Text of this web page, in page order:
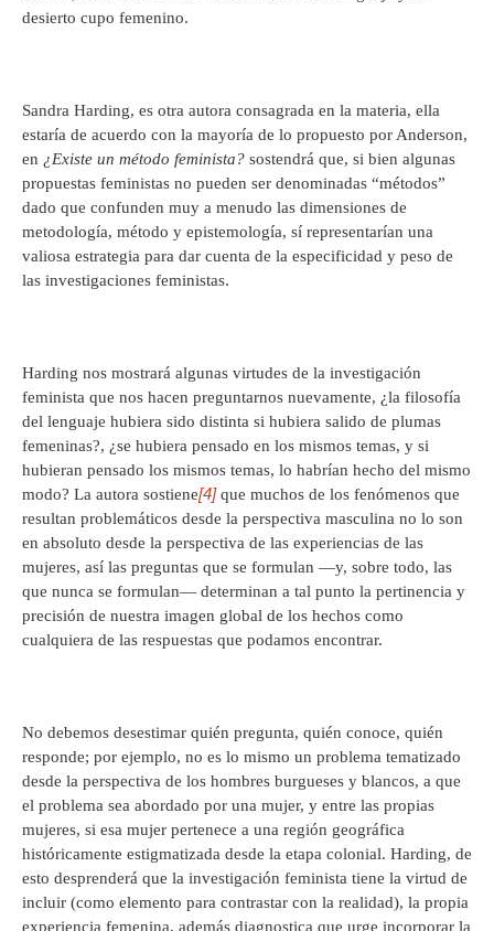
desierto cupo femenino.
Sandra Harding, es otra autora consagrada en la materia, ella
estaría de acuerdo con la mayoría de lo propuesto por Anderson,
en ¿Existe un método feminista? sostendrá que, si bien algunas
propuestas feministas no pueden ser denominadas “métodos”
dado que confunden muy a menudo las dimensiones de
metodología, método y epistemología, sí representarían una
valiosa estrategia para dar cuenta de la especificidad y peso de
las investigaciones feministas.
Harding nos mostrará algunas virtudes de la investigación
feminista que nos hacen preguntarnos nuevamente, ¿la filosofía
del lenguaje hubiera sido distinta si hubiera salido de plumas
femeninas?, ¿se hubiera pensado en los mismos temas, y si
hubieran pensado los mismos temas, lo habrían hecho del mismo
modo? La autora sostiene[4]que muchos de los fenómenos que
resultan problemáticos desde la perspectiva masculina no lo son
en absoluto desde la perspectiva de las experiencias de las
mujeres, así las preguntas que se formulan —y, sobre todo, las
que nunca se formulan— determinan a tal punto la pertinencia y
precisión de nuestra imagen global de los hechos como
cualquiera de las respuestas que podamos encontrar.
No debemos desestimar quién pregunta, quién conoce, quién
responde; por ejemplo, no es lo mismo un problema tematizado
desde la perspectiva de los hombres burgueses y blancos, a que
el problema sea abordado por una mujer, y entre las propias
mujeres, si esa mujer pertenece a una región geográfica
históricamente estigmatizada desde la etapa colonial. Harding, de
esto desprenderá que la investigación feminista tiene la virtud de
incluir (como elemento para contrastar con la realidad), la propia
experiencia femenina, además diagnostica que urge incorporar la